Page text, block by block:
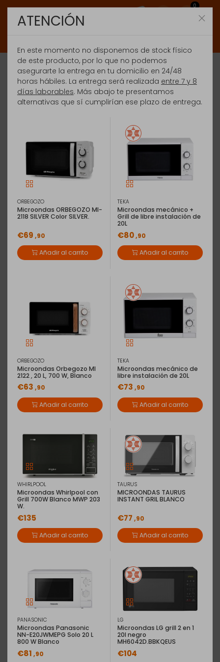
0
EAN: 5025232623044
Microondas Panasonic NN-J151WMEPG
ATENCIÓN
En este momento no disponemos de stock físico
de este producto, por lo que no podemos
asegurarte la entrega en tu domicilio en 24/48
horas hábiles. La entrega será realizada entre 7 y 8
días laborables. Más abajo te presentamos
alternativas que sí cumplirían ese plazo de entrega.
ORBEGOZO
Microondas ORBEGOZO MI-
2118 SILVER Color SILVER.
€69 ,90
Añadir al carrito
TEKA
Microondas mecánico +
Grill de libre instalación de
20L
€80,90
Añadir al carrito
ORBEGOZO
Microondas Orbegozo MI
2122 , 20 L, 700 W, Blanco
€63 ,90
Añadir al carrito
TEKA
Microondas mecánico de
libre instalación de 20L
€73 ,90
Añadir al carrito
WHIRLPOOL
Microondas Whirlpool con
Grill 700W Blanco MWP 203
W.
€135
Añadir al carrito
TAURUS
MICROONDAS TAURUS
INSTANT GRIL BLANCO
€77 ,90
Añadir al carrito
PANASONIC
Microondas Panasonic
NN-E20JWMEPG Solo 20 L
800 W Blanco
€81 ,90
LG
Microondas LG grill 2 en 1
20l negro
MH6042D.BBKQEUS
€104